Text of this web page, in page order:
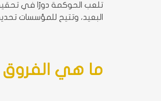
تلعب الحوكمة دورًا في تحقيق
البعيد، وتتيح للمؤسسات تحديد
ما هي